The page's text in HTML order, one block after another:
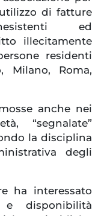
di fatture
ed
illecitamente
residenti
Milano, Roma,
anche nei
“segnalate”
la disciplina
degli
ha interessato
disponibilità